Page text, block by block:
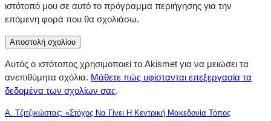
ιστότοπό μου σε αυτό το πρόγραμμα περιήγησης για την
επόμενη φορά που θα σχολιάσω.
Αυτός ο ιστότοπος χρησιμοποιεί το Akismet για να μειώσει τα
ανεπιθύμητα σχόλια. Μάθετε πώς υφίστανται επεξεργασία τα
δεδομένα των σχολίων σας.
Α. Τζιτζικώστας: «Στόχος Να Γίνει Η Κεντρική Μακεδονία Τόπος